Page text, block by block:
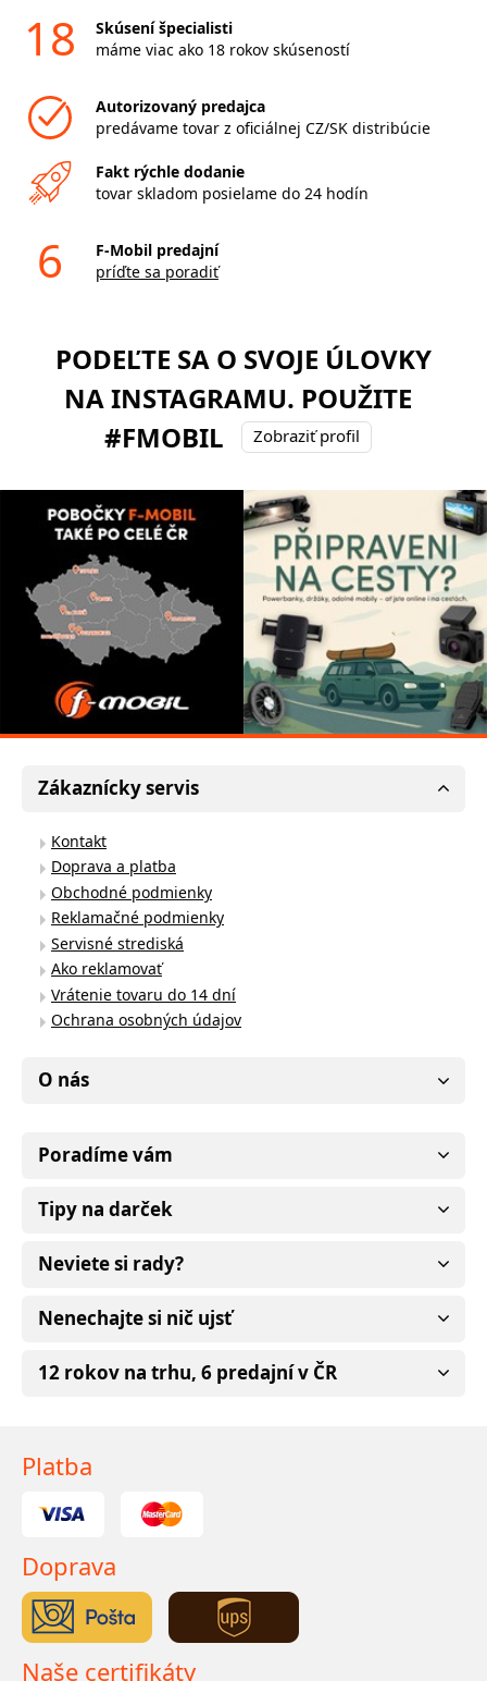
18
Skúsení špecialisti
máme viac ako 18 rokov skúseností
Autorizovaný predajca
predávame tovar z oficiálnej CZ/SK distribúcie
Fakt rýchle dodanie
tovar skladom posielame do 24 hodín
6
F-Mobil predajní
príďte sa poradiť
PODEĽTE SA O SVOJE ÚLOVKY
NA INSTAGRAMU. POUŽITE
#FMOBIL
Zobraziť profil
Zákaznícky servis
Kontakt
Doprava a platba
Obchodné podmienky
Reklamačné podmienky
Servisné strediská
Ako reklamovať
Vrátenie tovaru do 14 dní
Ochrana osobných údajov
O nás
Poradíme vám
Tipy na darček
Neviete si rady?
Nenechajte si nič ujsť
12 rokov na trhu, 6 predajní v ČR
Platba
Doprava
Naše certifikáty